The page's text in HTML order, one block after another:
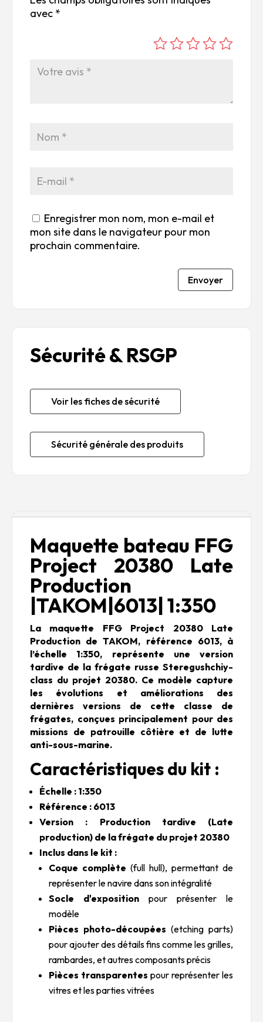
avec *
s
Enregistrer mon nom, mon e-mail et
mon site dans le navigateur pour mon
prochain commentaire.
Envoyer
Sécurité & RSGP
Voir les fiches de sécurité
Sécurité générale des produits
Maquette bateau FFG
Project 20380 Late
Production
|TAKOM|6013| 1:350
La maquette FFG Project 20380 Late
Production de TAKOM, référence 6013, à
l’échelle 1:350, représente une version
tardive de la frégate russe Steregushchiy-
class du projet 20380. Ce modèle capture
les évolutions et améliorations des
dernières versions de cette classe de
frégates, conçues principalement pour des
missions de patrouille côtière et de lutte
anti-sous-marine.
Caractéristiques du kit :
Échelle : 1:350
Référence : 6013
Version : Production tardive (Late
production) de la frégate du projet 20380
Inclus dans le kit :
Coque complète (full hull), permettant de
représenter le navire dans son intégralité
Socle d'exposition pour présenter le
modèle
Pièces photo-découpées (etching parts)
pour ajouter des détails fins comme les grilles,
rambardes, et autres composants précis
Pièces transparentes pour représenter les
vitres et les parties vitrées